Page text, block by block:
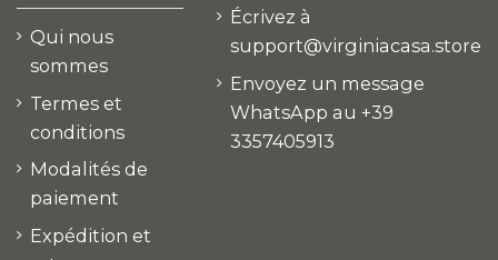
Qui nous
sommes
Termes et
conditions
Modalités de
paiement
Expédition et
Écrivez à
support@virginiacasa.store
Envoyez un message
WhatsApp au +39
3357405913